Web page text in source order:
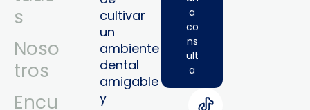
s
Noso
tros
Encu
cultivar
un
ambiente
dental
amigable
y
a
co
ns
ult
a